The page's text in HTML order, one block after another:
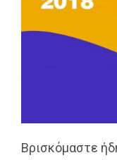
Βρισκόμαστε